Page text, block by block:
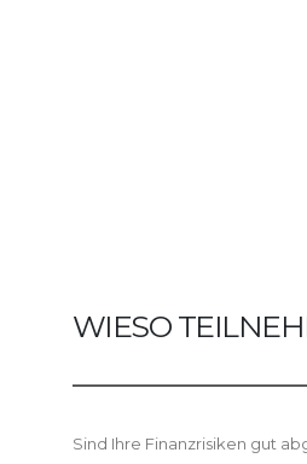
WIESO
Sind Ihre Finanzrisiken gut